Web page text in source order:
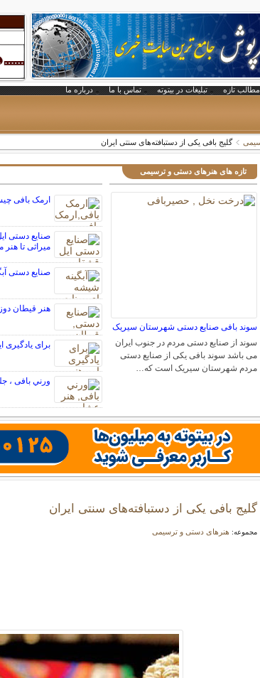
مطالب تازه تبلیغات در بیتوته تماس با ما درباره ما
گلیج بافی یکی از دستبافته‌های سنتی ایران
تازه های هنرهای دستی و ترسیمی
سوند بافی صنایع دستی شهرستان سیریک
سوند از صنایع دستی مردم در جنوب ایران
می باشد سوند بافی یکی از صنایع دستی
مردم شهرستان سیریک است که…
ارمک بافی
صنایع دستی
میراثی تا هنر
صنایع دستی
هنر قیطان
برای
ورني بافی ،
گلیج بافی یکی از دستبافته‌های سنتی ایران
مجموعه: هنرهای دستی و ترسیمی